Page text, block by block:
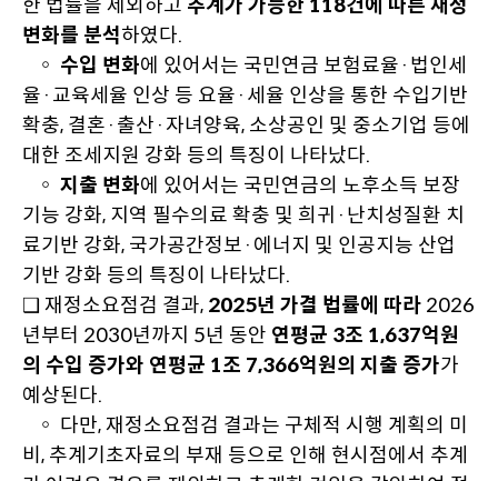
한 법률을 제외하고 추계가 가능한 118건에 따른 재정
변화를 분석하였다.
◦ 수입 변화에 있어서는 국민연금 보험료율·법인세
율·교육세율 인상 등 요율·세율 인상을 통한 수입기반
확충, 결혼·출산·자녀양육, 소상공인 및 중소기업 등에
대한 조세지원 강화 등의 특징이 나타났다.
◦ 지출 변화에 있어서는 국민연금의 노후소득 보장
기능 강화, 지역 필수의료 확충 및 희귀·난치성질환 치
료기반 강화, 국가공간정보·에너지 및 인공지능 산업
기반 강화 등의 특징이 나타났다.
❑ 재정소요점검 결과, 2025년 가결 법률에 따라 2026
년부터 2030년까지 5년 동안 연평균 3조 1,637억원
의 수입 증가와 연평균 1조 7,366억원의 지출 증가가
예상된다.
◦ 다만, 재정소요점검 결과는 구체적 시행 계획의 미
비, 추계기초자료의 부재 등으로 인해 현시점에서 추계